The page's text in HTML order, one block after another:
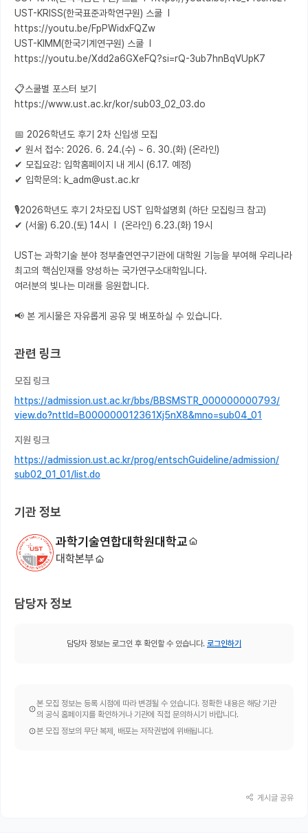
UST-KRISS(한국표준과학연구원) 스쿨  l
https://youtu.be/FpPWidxFQZw
UST-KIMM(한국기계연구원) 스쿨  l
https://youtu.be/Xdd2a6GXeFQ?si=rQ-3ub7hnBqVUpK7
📋스쿨별 포스터 보기
https://www.ust.ac.kr/kor/sub03_02_03.do
📅 2026학년도 후기 2차 신입생 모집
✔ 원서 접수: 2026. 6. 24.(수) ~ 6. 30.(화) (온라인)
✔ 모집요강: 입학홈페이지 내 게시 (6.17. 예정)
✔ 입학문의: k_adm@ust.ac.kr
🎙️2026학년도 후기 2차모집 UST 입학설명회 (하단 모집링크 참고)
✔ (서울) 6.20.(토) 14시  l  (온라인) 6.23.(화) 19시
UST는 과학기술 분야 정부출연연구기관에 대학원 기능을 부여해 우리나라
최고의 핵심인재를 양성하는 국가연구소대학입니다.
여러분의 빛나는 미래를 응원합니다.
📢 본 게시물은 자유롭게 공유 및 배포하실 수 있습니다.
관련 링크
모집 링크
https://admission.ust.ac.kr/bbs/BBSMSTR_000000000793/
view.do?nttId=B000000012361Xj5nX8&mno=sub04_01
지원 링크
https://admission.ust.ac.kr/prog/entschGuideline/admission/
sub02_01_01/list.do
기관 정보
과학기술연합대학원대학교
대학본부
담당자 정보
담당자 정보는 로그인 후 확인할 수 있습니다. 로그인하기
본 모집 정보는 등록 시점에 따라 변경될 수 있습니다. 정확한 내용은 해당 기관
의 공식 홈페이지를 확인하거나 기관에 직접 문의하시기 바랍니다.
본 모집 정보의 무단 복제, 배포는 저작권법에 위배됩니다.
게시글 공유